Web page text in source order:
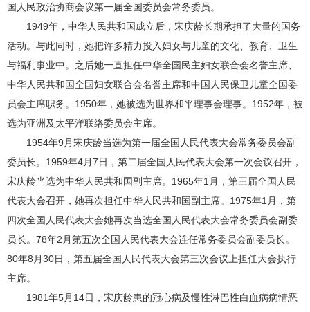
国人民政治协商会议第一届全国委员会常务委员。
1949年，中华人民共和国成立后，宋庆龄长期承担了大量的国务
活动。与此同时，她把许多精力投入妇女与儿童的文化、教育、卫生
与福利事业中。之后她一直担任中华全国民主妇女联合会名誉主席、
中华人民共和国全国妇女联合会名誉主席和中国人民保卫儿童全国委
员会主席职务。1950年，她被选为世界和平理事会理事。1952年，被
选为亚洲及太平洋联络委员会主席。
1954年9月宋庆龄当选为第一届全国人民代表大会常务委员会副
委员长。1959年4月7日，第二届全国人民代表大会第一次会议召开，
宋庆龄当选为中华人民共和国副主席。1965年1月，第三届全国人民
代表大会召开，她再次担任中华人民共和国副主席。1975年1月，第
四次全国人民代表大会她再次当选全国人民代表大会常务委员会副委
员长。78年2月第五次全国人民代表大会连任常务委员会副委员长。
80年8月30日，第五届全国人民代表大会第三次会议上担任大会执行
主席。
1981年5月14日，宋庆龄患的冠心病及慢性淋巴性白血病病情恶